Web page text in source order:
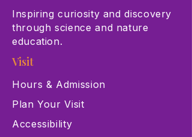
Inspiring curiosity and discovery
through science and nature
education.
Visit
Hours & Admission
Plan Your Visit
Accessibility